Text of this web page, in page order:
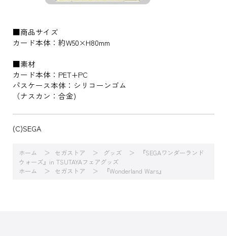
■商品サイズ
カード本体：約W50×H80mm
■素材
カード本体：PET+PC
パスケース本体：シリコーンゴム
（ナスカン：合金)
(C)SEGA
ホーム セガストア グッズ
『SEGAワンダーランド
ウォーズ』in TSUTAYAフェアグッズ
ホーム
セガストア 『Wonderland Wars』